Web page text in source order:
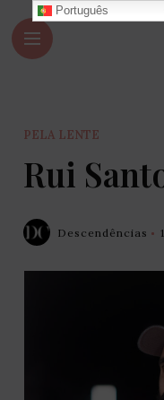
PELA LENTE
Rui
Descendências
Português